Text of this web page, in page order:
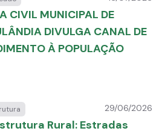
CIVIL MUNICIPAL DE
DIVULGA CANAL DE
À POPULAÇÃO
29/06/2026
Rural: Estradas